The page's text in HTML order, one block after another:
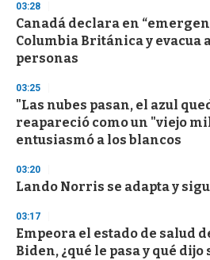
d
s
o
f
3
s
e
o
n
s
03:28
Canadá declara en
Columbia Británica y evacua
personas
03:25
"Las nubes pasan, el azul
reapareció como un "viejo
entusiasmó a los blancos
03:20
Lando Norris se adapta y
03:17
Empeora el estado de salud
Biden, ¿qué le pasa y qué